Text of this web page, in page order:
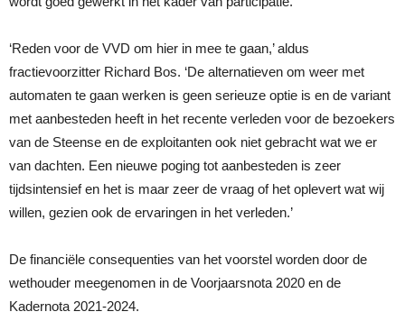
‘Reden voor de VVD om hier in mee te gaan,’ aldus
fractievoorzitter Richard Bos. ‘De alternatieven om weer met
automaten te gaan werken is geen serieuze optie is en de variant
met aanbesteden heeft in het recente verleden voor de bezoekers
van de Steense en de exploitanten ook niet gebracht wat we er
van dachten. Een nieuwe poging tot aanbesteden is zeer
tijdsintensief en het is maar zeer de vraag of het oplevert wat wij
willen, gezien ook de ervaringen in het verleden.’
De financiële consequenties van het voorstel worden door de
wethouder meegenomen in de Voorjaarsnota 2020 en de
Kadernota 2021-2024.